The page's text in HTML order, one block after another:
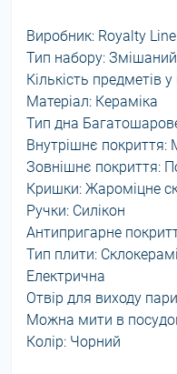
Виробник: Royalty Line
Тип набору: Змішаний
Кількість предметів
Матеріал: Кераміка
Тип дна
Внутрішнє покриття:
Зовнішнє покриття:
Кришки: Жароміцне
Ручки: Силікон
Антипригарне
Тип плити:
Електрична
Отвір для виходу
Можна мити в
Колір: Чорний